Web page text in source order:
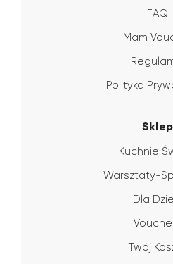
FAQ
Mam
Polityka
Sklep
Kuchnie
Warsztaty-
Dla
Twój